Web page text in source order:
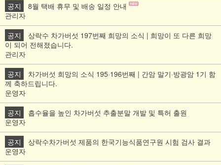
공지
8월 택배 휴무 및 배송 일정 안내
관리자
공지
상락수 차가버섯 197번째 희망의 소식 | 희망이 또 다른 희망
이 되어 전해졌습니다.
관리자
공지
차가버섯 희망의 소식 195·196번째 | 간암 말기·방광암 1기 함
께 축하드립니다.
운영자
공지
흡수율을 높인 차가버섯 추출분말 개발 및 특허 출원
운영자
공지
상락수차가버섯 제품의 한국기능식품연구원 시험 검사 결과
운영자